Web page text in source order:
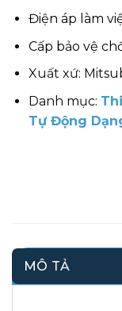
Điện áp làm
Cấp bảo vệ
Xuất xứ:
Danh mục:
Tự Động
MÔ TẢ